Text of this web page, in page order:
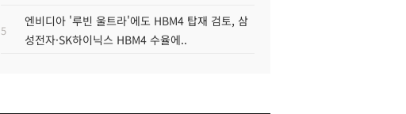
5
엔비디아 '루빈 울트라'에도 HBM4 탑재 검토, 삼
성전자·SK하이닉스 HBM4 수율에..